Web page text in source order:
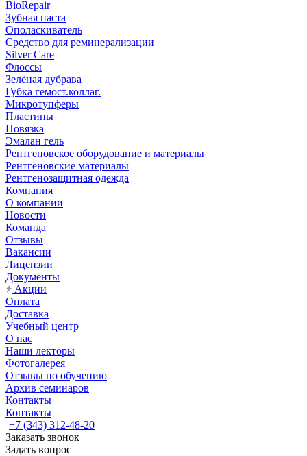
BioRepair
Зубная паста
Ополаскиватель
Средство для реминерализации
Silver Care
Флоссы
Зелёная дубрава
Губка гемост.коллаг.
Микротупферы
Пластины
Повязка
Эмалан гель
Рентгеновское оборудование и материалы
Рентгеновские материалы
Рентгенозащитная одежда
Компания
О компании
Новости
Команда
Отзывы
Вакансии
Лицензии
Документы
Акции
Оплата
Доставка
Учебный центр
О нас
Наши лекторы
Фотогалерея
Отзывы по обучению
Архив семинаров
Контакты
Контакты
+7 (343) 312-48-20
Заказать звонок
Задать вопрос